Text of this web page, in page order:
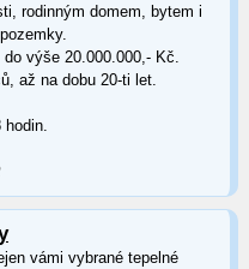
rodinným domem, bytem i
výše 20.000.000,- Kč.
až na dobu 20-ti let.
vámi vybrané tepelné